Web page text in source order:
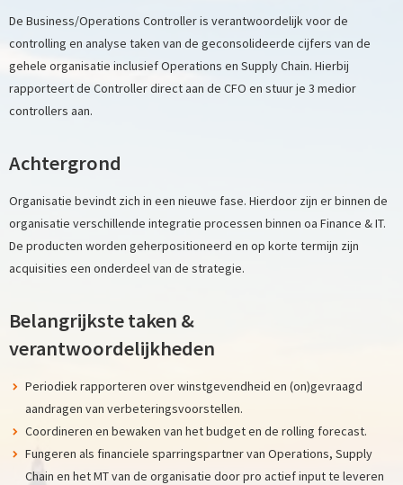
De Business/Operations Controller is verantwoordelijk voor de
controlling en analyse taken van de geconsolideerde cijfers van de
gehele organisatie inclusief Operations en Supply Chain. Hierbij
rapporteert de Controller direct aan de CFO en stuur je 3 medior
controllers aan.
Achtergrond
Organisatie bevindt zich in een nieuwe fase. Hierdoor zijn er binnen de
organisatie verschillende integratie processen binnen oa Finance & IT.
De producten worden geherpositioneerd en op korte termijn zijn
acquisities een onderdeel van de strategie.
Belangrijkste taken &
verantwoordelijkheden
Periodiek rapporteren over winstgevendheid en (on)gevraagd
aandragen van verbeteringsvoorstellen.
Coordineren en bewaken van het budget en de rolling forecast.
Fungeren als financiele sparringspartner van Operations, Supply
Chain en het MT van de organisatie door pro actief input te leveren